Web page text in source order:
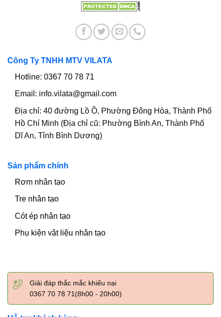
Công Ty TNHH MTV VILATA
Hotline: 0367 70 78 71
Email: info.vilata@gmail.com
Địa chỉ: 40 đường Lồ Ồ, Phường Đông Hòa, Thành Phố
Hồ Chí Minh (Địa chỉ cũ: Phường Bình An, Thành Phố
Dĩ An, Tỉnh Bình Dương)
Sản phẩm chính
Rơm nhân tạo
Tre nhân tạo
Cót ép nhân tạo
Phụ kiện vật liệu nhân tạo
Giải đáp thắc mắc khiếu nại
0367 70 78 71(8h00 - 20h00)